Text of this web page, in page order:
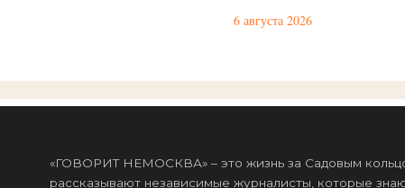
6 августа 2026
«ГОВОРИТ НЕМОСКВА» – это жизнь за Садовым
рассказывают независимые журналисты, которые